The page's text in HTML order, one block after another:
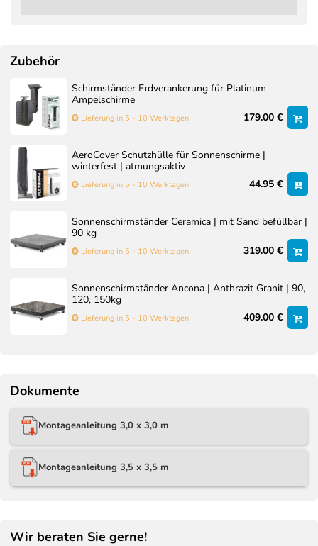
Zubehör
Schirmständer Erdverankerung für Platinum
Ampelschirme
Lieferung in 5 - 10 Werktagen 179.00 €
AeroCover Schutzhülle für Sonnenschirme |
winterfest | atmungsaktiv
Lieferung in 5 - 10 Werktagen 44.95 €
Sonnenschirmständer Ceramica | mit Sand befüllbar |
90 kg
Lieferung in 5 - 10 Werktagen 319.00 €
Sonnenschirmständer Ancona | Anthrazit Granit | 90,
120, 150kg
Lieferung in 5 - 10 Werktagen 409.00 €
Dokumente
Montageanleitung 3,0 x 3,0 m
Montageanleitung 3,5 x 3,5 m
Wir beraten Sie gerne!